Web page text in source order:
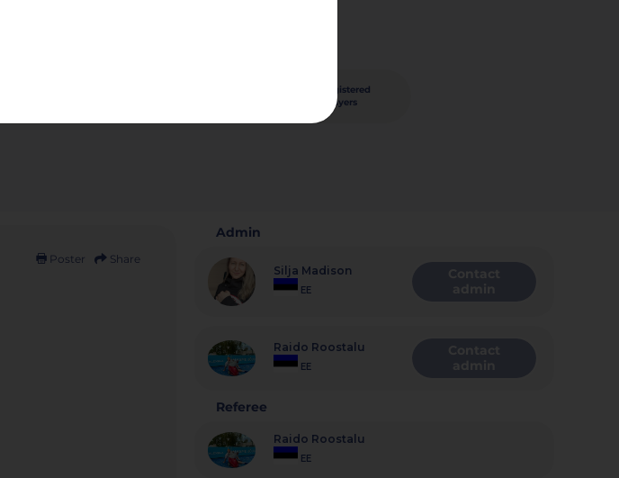
registered
players
Poster
Share
Admin
Silja Madison
EE
Raido Roostalu
EE
Referee
Raido Roostalu
EE